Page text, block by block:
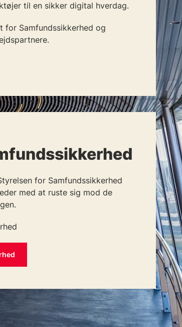
til en sikker digital hverdag.
for Samfundssikkerhed og
for Samfundssikkerhed
med at ruste sig mod de